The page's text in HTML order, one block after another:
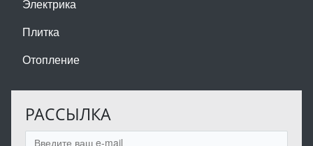
Электрика
Плитка
Отопление
РАССЫЛКА